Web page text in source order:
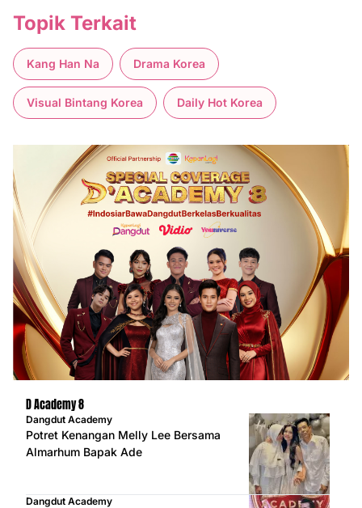
Topik Terkait
Kang Han Na Drama Korea
Visual Bintang Korea Daily Hot Korea
D Academy 8
Dangdut Academy
Potret Kenangan Melly Lee Bersama
Almarhum Bapak Ade
Dangdut Academy